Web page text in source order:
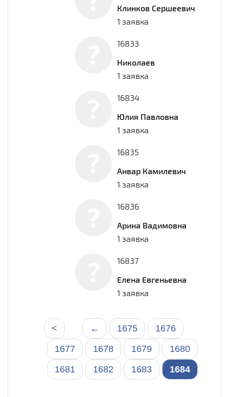
Клинков Сершеевич
1 заявка
16833
Николаев
1 заявка
16834
Юлия Павловна
1 заявка
16835
Анвар Камилевич
1 заявка
16836
Арина Вадимовна
1 заявка
16837
Елена Евгеньевна
1 заявка
←
< 1675
1676
1677
1678 1679
1680
1681
1682 1683 1684